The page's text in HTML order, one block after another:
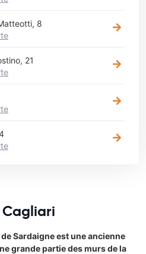
8
21
Sardaigne est une ancienne
grande partie des murs de la